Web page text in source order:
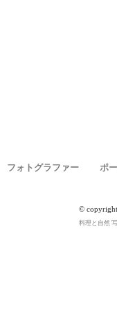
フォトグラファー ポ
©
料理と自然